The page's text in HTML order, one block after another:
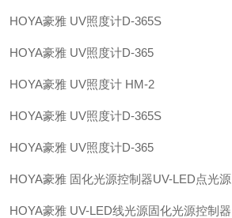
HOYA豪雅 UV照度计D-365S
HOYA豪雅 UV照度计D-365
HOYA豪雅 UV照度计 HM-2
HOYA豪雅 UV照度计D-365S
HOYA豪雅 UV照度计D-365
HOYA豪雅 固化光源控制器UV-LED点光源
HOYA豪雅 UV-LED线光源固化光源控制器